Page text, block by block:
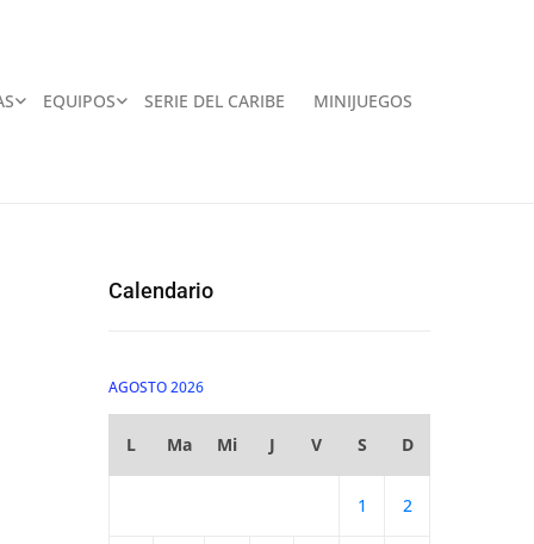
EQUIPOS SERIE DEL CARIBE MINIJUEGOS
Calendario
AGOSTO 2026
L Ma Mi J V S D
1 2